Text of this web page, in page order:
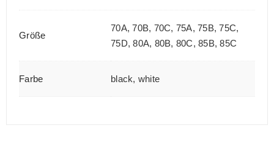
Größe
70A, 70B, 70C, 75A, 75B, 75C,
75D, 80A, 80B, 80C, 85B, 85C
Farbe black, white